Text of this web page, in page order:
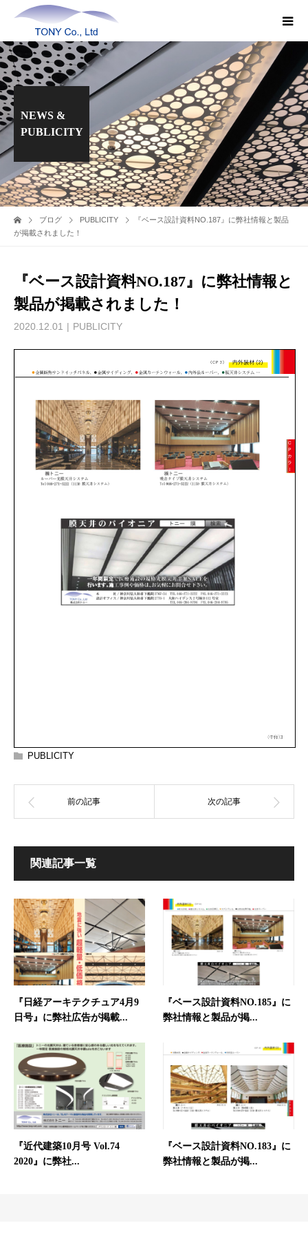
NEWS &
PUBLICITY
ブログ PUBLICITY
『ベース設計資料NO.187』に弊社情報と製品
が掲載されました！
『ベース設計資料NO.187』に弊社情報と
製品が掲載されました！
2020.12.01 PUBLICITY
PUBLICITY
関連記事一覧
『日経アーキテクチュア4月9
日号』に弊社広告が掲載...
『ベース設計資料NO.185』に
弊社情報と製品が掲...
『近代建築10月号 Vol.74
2020』に弊社...
『ベース設計資料NO.183』に
弊社情報と製品が掲...